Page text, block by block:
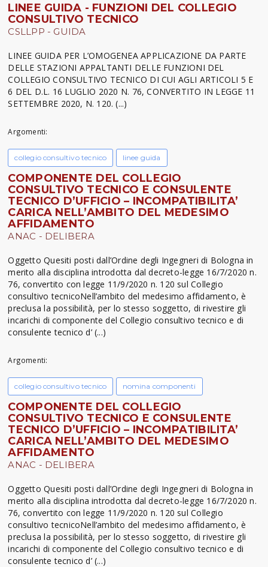
LINEE GUIDA - FUNZIONI DEL COLLEGIO
CONSULTIVO TECNICO
CSLLPP - GUIDA
LINEE GUIDA PER L’OMOGENEA APPLICAZIONE DA PARTE
DELLE STAZIONI APPALTANTI DELLE FUNZIONI DEL
COLLEGIO CONSULTIVO TECNICO DI CUI AGLI ARTICOLI 5 E
6 DEL D.L. 16 LUGLIO 2020 N. 76, CONVERTITO IN LEGGE 11
SETTEMBRE 2020, N. 120. (...)
Argomenti:
collegio consultivo tecnico linee guida
COMPONENTE DEL COLLEGIO
CONSULTIVO TECNICO E CONSULENTE
TECNICO D’UFFICIO – INCOMPATIBILITA’
CARICA NELL’AMBITO DEL MEDESIMO
AFFIDAMENTO
ANAC - DELIBERA
Oggetto Quesiti posti dall’Ordine degli Ingegneri di Bologna in
merito alla disciplina introdotta dal decreto-legge 16/7/2020 n.
76, convertito con legge 11/9/2020 n. 120 sul Collegio
consultivo tecnicoNell’ambito del medesimo affidamento, è
preclusa la possibilità, per lo stesso soggetto, di rivestire gli
incarichi di componente del Collegio consultivo tecnico e di
consulente tecnico d’ (...)
Argomenti:
collegio consultivo tecnico nomina componenti
COMPONENTE DEL COLLEGIO
CONSULTIVO TECNICO E CONSULENTE
TECNICO D’UFFICIO – INCOMPATIBILITA’
CARICA NELL’AMBITO DEL MEDESIMO
AFFIDAMENTO
ANAC - DELIBERA
Oggetto Quesiti posti dall’Ordine degli Ingegneri di Bologna in
merito alla disciplina introdotta dal decreto-legge 16/7/2020 n.
76, convertito con legge 11/9/2020 n. 120 sul Collegio
consultivo tecnicoNell’ambito del medesimo affidamento, è
preclusa la possibilità, per lo stesso soggetto, di rivestire gli
incarichi di componente del Collegio consultivo tecnico e di
consulente tecnico d’ (...)